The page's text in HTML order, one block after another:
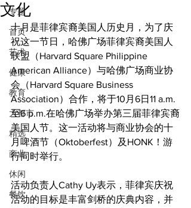
专题
首页
艺术
健康
教育
大都市
精选
商业
休闲
餐饮
文化
十月是菲律宾裔美国人历史月，为了庆
祝这一节日，哈佛广场菲律宾裔美国人
联盟（Harvard Square Philippine
American Alliance）与哈佛广场商业协
会（Harvard Square Business
Association）合作，将于10月6日11 a.m.
至6 p.m.在哈佛广场举办第三届菲律宾裔
美国人节。这一活动将与商业协会的十
月啤酒节（Oktoberfest）及HONK！游
行同时举行。
活动负责人Cathy Uy表示，菲律宾庆祝
活动的目标是丰富剑桥的庆典内容，并